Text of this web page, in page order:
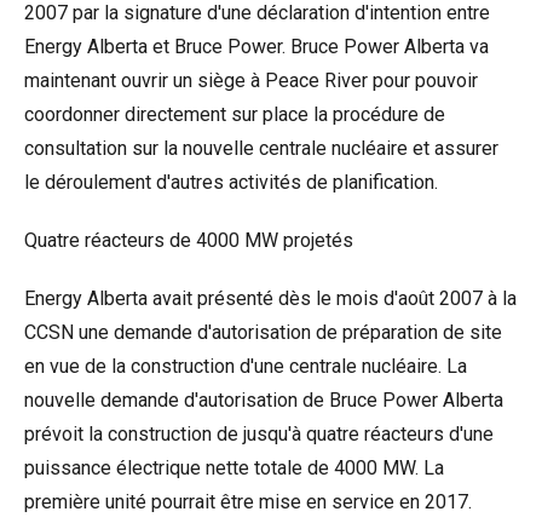
2007 par la signature d'une déclaration d'intention entre
Energy Alberta et Bruce Power. Bruce Power Alberta va
maintenant ouvrir un siège à Peace River pour pouvoir
coordonner directement sur place la procédure de
consultation sur la nouvelle centrale nucléaire et assurer
le déroulement d'autres activités de planification.
Quatre réacteurs de 4000 MW projetés
Energy Alberta avait présenté dès le mois d'août 2007 à la
CCSN une demande d'autorisation de préparation de site
en vue de la construction d'une centrale nucléaire. La
nouvelle demande d'autorisation de Bruce Power Alberta
prévoit la construction de jusqu'à quatre réacteurs d'une
puissance électrique nette totale de 4000 MW. La
première unité pourrait être mise en service en 2017.